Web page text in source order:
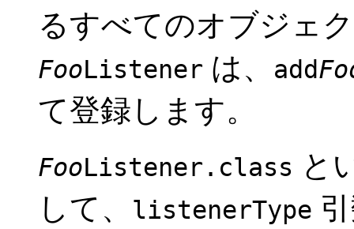
るすべてのオブジェ
FooListener は、 add
て登録します。
FooListener.class と
して、
listenerType